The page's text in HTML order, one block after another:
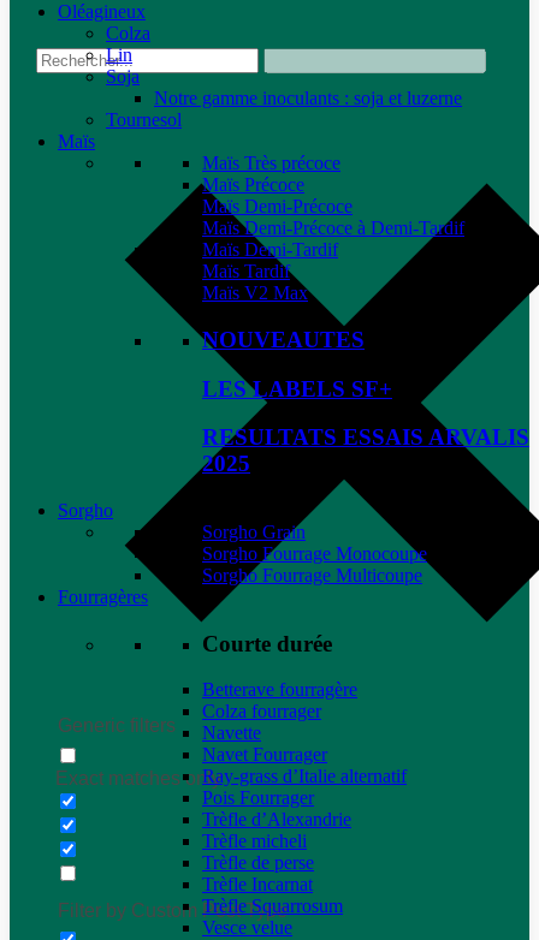
Generic filters
Exact matches only
Filter by Custom Post Type
Oléagineux
Colza
Lin
Soja
Notre gamme inoculants : soja et luzerne
Tournesol
Maïs
Maïs Très précoce
Maïs Précoce
Maïs Demi-Précoce
Maïs Demi-Précoce à Demi-Tardif
Maïs Demi-Tardif
Maïs Tardif
Maïs V2 Max
NOUVEAUTES
LES LABELS SF+
RESULTATS ESSAIS ARVALIS
2025
Sorgho
Sorgho Grain
Sorgho Fourrage Monocoupe
Sorgho Fourrage Multicoupe
Fourragères
Courte durée
Betterave fourragère
Colza fourrager
Navette
Navet Fourrager
Ray-grass d’Italie alternatif
Pois Fourrager
Trèfle d’Alexandrie
Trèfle micheli
Trèfle de perse
Trèfle Incarnat
Trèfle Squarrosum
Vesce velue